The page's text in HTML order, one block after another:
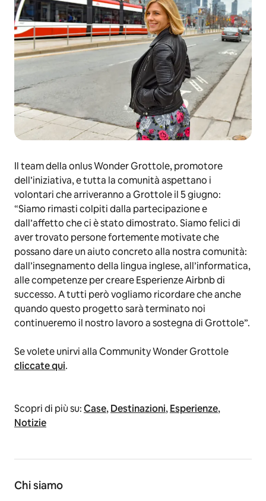
Il team della onlus Wonder Grottole, promotore
dell’iniziativa, e tutta la comunità aspettano i
volontari che arriveranno a Grottole il 5 giugno:
“Siamo rimasti colpiti dalla partecipazione e
dall’affetto che ci è stato dimostrato. Siamo felici di
aver trovato persone fortemente motivate che
possano dare un aiuto concreto alla nostra comunità:
dall’insegnamento della lingua inglese, all’informatica,
alle competenze per creare Esperienze Airbnb di
successo. A tutti però vogliamo ricordare che anche
quando questo progetto sarà terminato noi
continueremo il nostro lavoro a sostegna di Grottole”.
Se volete unirvi alla Community Wonder Grottole
cliccate qui.
Scopri di più su:Case,Destinazioni,Esperienze,
Notizie
Chi siamo